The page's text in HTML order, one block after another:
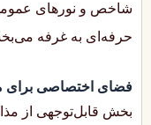
شاخص و نورهای
حرفه‌ای به غرفه
فضای اختصاصی برای
بخش قابل‌توجهی از